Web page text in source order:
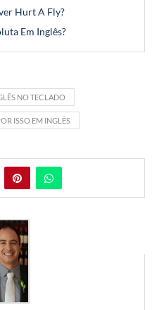
Hurt A Fly?
Em Inglês?
NO TECLADO
ISSO EM INGLÊS